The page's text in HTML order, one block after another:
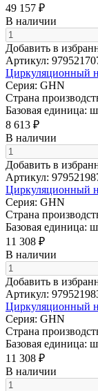
49 157 ₽
В наличии
Добавить в
Артикул:
Циркуляционный
Серия: GHN
Страна
Базовая единица:
8 613 ₽
В наличии
Добавить в
Артикул:
Циркуляционный
Серия: GHN
Страна
Базовая единица:
11 308 ₽
В наличии
Добавить в
Артикул:
Циркуляционный
Серия: GHN
Страна
Базовая единица:
11 308 ₽
В наличии